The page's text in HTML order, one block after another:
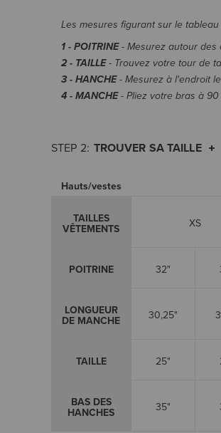
Les mesures figurant sur le
1 - POITRINE- Mesurez autour des
2 - TAILLE- Trouvez votre tour de
3 - HANCHE- Mesurez à l'endroit
4 - MANCHE- Pliez votre bras à
TROUVER SA TAILLE
Hauts/vestes
TAILLES
VÊTEMENTS XS
POITRINE 32"
LONGUEUR
DE MANCHE 30,25"
TAILLE 25"
BAS DES
HANCHES 35"